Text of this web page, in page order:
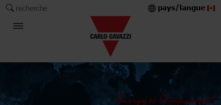
recherche pays/langue